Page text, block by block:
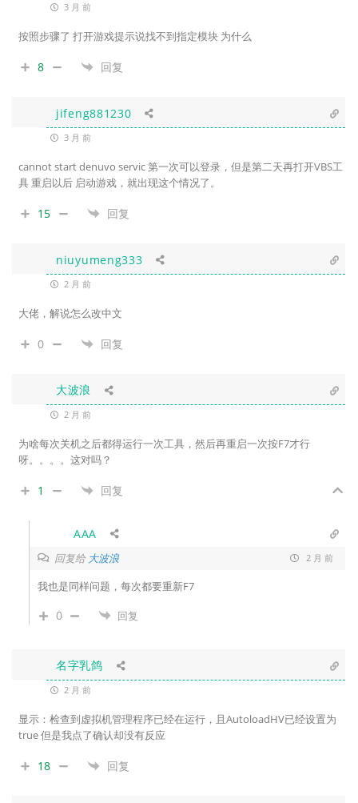
3 月 前
按照步骤了 打开游戏提示说找不到指定模块 为什么
8 回复
jifeng881230
3 月 前
cannot start denuvo servic 第一次可以登录，但是第二天再打开VBS工
具 重启以后 启动游戏，就出现这个情况了。
15 回复
niuyumeng333
2 月 前
大佬，解说怎么改中文
0 回复
大波浪
2 月 前
为啥每次关机之后都得运行一次工具，然后再重启一次按F7才行
呀。。。。这对吗？
1 回复
AAA
回复给 大波浪 2 月 前
我也是同样问题，每次都要重新F7
0 回复
名字乳鸽
2 月 前
显示：检查到虚拟机管理程序已经在运行，且AutoloadHV已经设置为
true 但是我点了确认却没有反应
18 回复